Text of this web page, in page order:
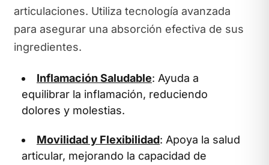
articulaciones. Utiliza tecnología avanzada
para asegurar una absorción efectiva de sus
ingredientes.
Inflamación Saludable: Ayuda a
equilibrar la inflamación, reduciendo
dolores y molestias.
Movilidad y Flexibilidad: Apoya la salud
articular, mejorando la capacidad de